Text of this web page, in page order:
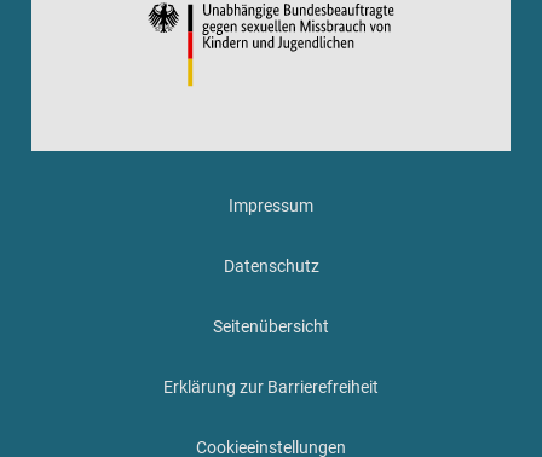
Impressum
Datenschutz
Seitenübersicht
Erklärung zur Barrierefreiheit
Cookieeinstellungen